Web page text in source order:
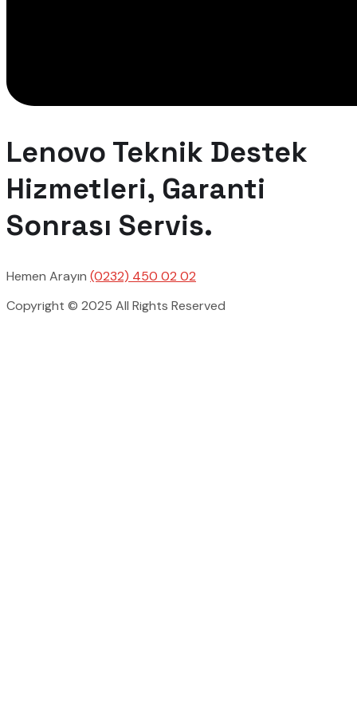
Lenovo Teknik Destek
Hizmetleri, Garanti
Sonrası Servis.
Hemen Arayın (0232) 450 02 02
Copyright © 2025 All Rights Reserved